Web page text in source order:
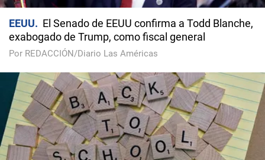
EEUU
El Senado de EEUU confirma a Todd Blanche,
exabogado de Trump, como fiscal general
Por REDACCIÓN/Diario Las Américas